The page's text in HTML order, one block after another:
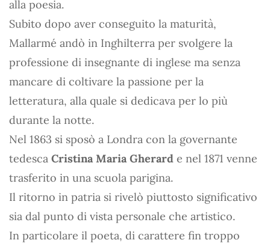
alla poesia.
Subito dopo aver conseguito la maturità,
Mallarmé andò in Inghilterra per svolgere la
professione di insegnante di inglese ma senza
mancare di coltivare la passione per la
letteratura, alla quale si dedicava per lo più
durante la notte.
Nel 1863 si sposò a Londra con la governante
tedesca Cristina Maria Gherard e nel 1871 venne
trasferito in una scuola parigina.
Il ritorno in patria si rivelò piuttosto significativo
sia dal punto di vista personale che artistico.
In particolare il poeta, di carattere fin troppo